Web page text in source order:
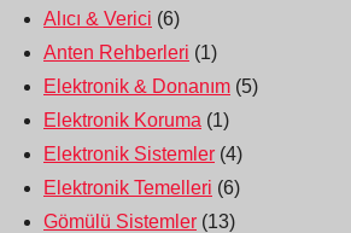
Alıcı & Verici (6)
Anten Rehberleri (1)
Elektronik & Donanım (5)
Elektronik Koruma (1)
Elektronik Sistemler (4)
Elektronik Temelleri (6)
Gömülü Sistemler (13)